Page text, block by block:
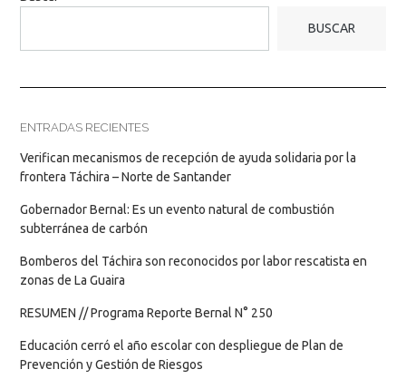
BUSCAR
ENTRADAS RECIENTES
Verifican mecanismos de recepción de ayuda solidaria por la
frontera Táchira – Norte de Santander
Gobernador Bernal: Es un evento natural de combustión
subterránea de carbón
Bomberos del Táchira son reconocidos por labor rescatista en
zonas de La Guaira
RESUMEN // Programa Reporte Bernal N° 250
Educación cerró el año escolar con despliegue de Plan de
Prevención y Gestión de Riesgos